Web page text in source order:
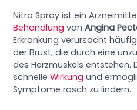
Nitro Spray ist ein
Behandlung vonAngina
Erkrankung verursacht
der Brust, die durch eine
des Herzmuskels entstehen.
schnelleWirkung und
Symptome rasch zu lindern.